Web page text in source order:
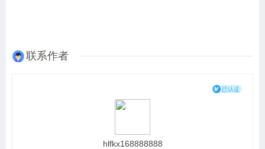
联系作者
hlfkx168888888